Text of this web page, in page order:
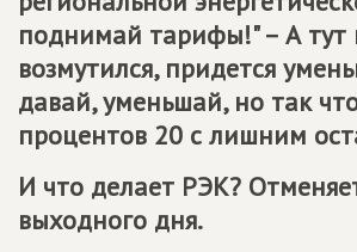
поднимай тарифы!" – А тут
возмутился, придется
давай, уменьшай, но так
процентов 20 с лишним
И что делает РЭК?
выходного дня.